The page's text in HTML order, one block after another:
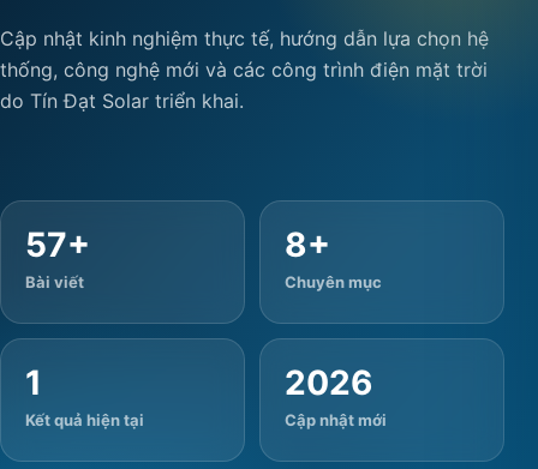
Cập nhật kinh nghiệm thực tế, hướng dẫn lựa chọn hệ
thống, công nghệ mới và các công trình điện mặt trời
do Tín Đạt Solar triển khai.
57+
Bài viết
8+
Chuyên mục
1
Kết quả hiện tại
2026
Cập nhật mới